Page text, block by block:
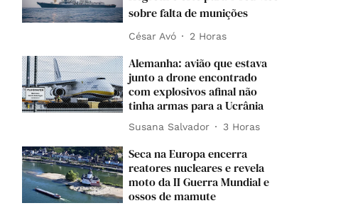
sobre falta de munições
César Avó 2 Horas
Alemanha: avião que estava
junto a drone encontrado
com explosivos afinal não
tinha armas para a Ucrânia
Susana Salvador 3 Horas
Seca na Europa encerra
reatores nucleares e revela
moto da II Guerra Mundial e
ossos de mamute